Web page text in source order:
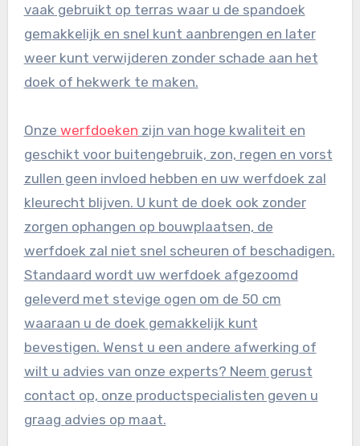
vaak gebruikt op terras waar u de spandoek
gemakkelijk en snel kunt aanbrengen en later
weer kunt verwijderen zonder schade aan het
doek of hekwerk te maken.
Onze werfdoeken zijn van hoge kwaliteit en
geschikt voor buitengebruik, zon, regen en vorst
zullen geen invloed hebben en uw werfdoek zal
kleurecht blijven. U kunt de doek ook zonder
zorgen ophangen op bouwplaatsen, de
werfdoek zal niet snel scheuren of beschadigen.
Standaard wordt uw werfdoek afgezoomd
geleverd met stevige ogen om de 50 cm
waaraan u de doek gemakkelijk kunt
bevestigen. Wenst u een andere afwerking of
wilt u advies van onze experts? Neem gerust
contact op, onze productspecialisten geven u
graag advies op maat.